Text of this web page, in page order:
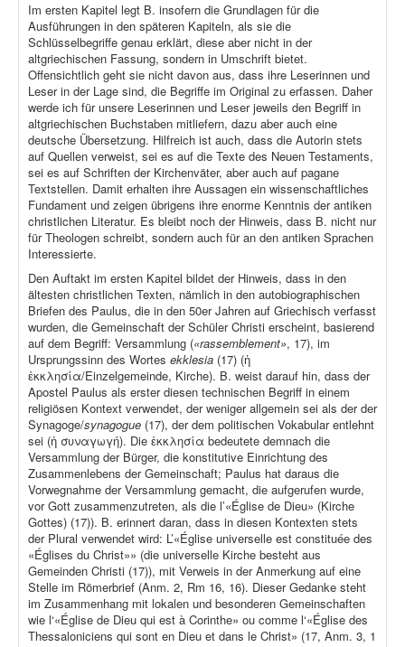
Im ersten Kapitel legt B. insofern die Grundlagen für die
Ausführungen in den späteren Kapiteln, als sie die
Schlüsselbegriffe genau erklärt, diese aber nicht in der
altgriechischen Fassung, sondern in Umschrift bietet.
Offensichtlich geht sie nicht davon aus, dass ihre Leserinnen und
Leser in der Lage sind, die Begriffe im Original zu erfassen. Daher
werde ich für unsere Leserinnen und Leser jeweils den Begriff in
altgriechischen Buchstaben mitliefern, dazu aber auch eine
deutsche Übersetzung. Hilfreich ist auch, dass die Autorin stets
auf Quellen verweist, sei es auf die Texte des Neuen Testaments,
sei es auf Schriften der Kirchenväter, aber auch auf pagane
Textstellen. Damit erhalten ihre Aussagen ein wissenschaftliches
Fundament und zeigen übrigens ihre enorme Kenntnis der antiken
christlichen Literatur. Es bleibt noch der Hinweis, dass B. nicht nur
für Theologen schreibt, sondern auch für an den antiken Sprachen
Interessierte.
Den Auftakt im ersten Kapitel bildet der Hinweis, dass in den
ältesten christlichen Texten, nämlich in den autobiographischen
Briefen des Paulus, die in den 50er Jahren auf Griechisch verfasst
wurden, die Gemeinschaft der Schüler Christi erscheint, basierend
auf dem Begriff: Versammlung («rassemblement», 17), im
Ursprungssinn des Wortes ekklesia (17) (ἡ
ἐκκλησία/Einzelgemeinde, Kirche). B. weist darauf hin, dass der
Apostel Paulus als erster diesen technischen Begriff in einem
religiösen Kontext verwendet, der weniger allgemein sei als der der
Synagoge/synagogue (17), der dem politischen Vokabular entlehnt
sei (ἡ συναγωγή). Die ἐκκλησία bedeutete demnach die
Versammlung der Bürger, die konstitutive Einrichtung des
Zusammenlebens der Gemeinschaft; Paulus hat daraus die
Vorwegnahme der Versammlung gemacht, die aufgerufen wurde,
vor Gott zusammenzutreten, als die l’«Église de Dieu» (Kirche
Gottes) (17)). B. erinnert daran, dass in diesen Kontexten stets
der Plural verwendet wird: L’«Église universelle est constituée des
«Églises du Christ»» (die universelle Kirche besteht aus
Gemeinden Christi (17)), mit Verweis in der Anmerkung auf eine
Stelle im Römerbrief (Anm. 2, Rm 16, 16). Dieser Gedanke steht
im Zusammenhang mit lokalen und besonderen Gemeinschaften
wie l‘«Église de Dieu qui est à Corinthe» ou comme l‘«Église des
Thessaloniciens qui sont en Dieu et dans le Christ» (17, Anm. 3, 1